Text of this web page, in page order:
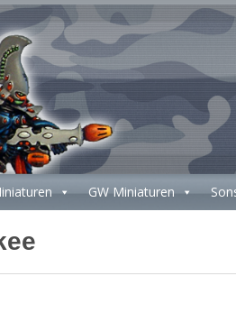
GW Miniaturen